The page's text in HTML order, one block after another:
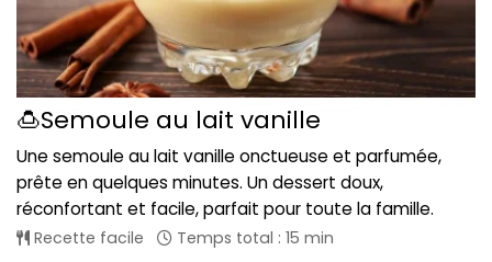
🍮Semoule au lait vanille
Une semoule au lait vanille onctueuse et parfumée,
prête en quelques minutes. Un dessert doux,
réconfortant et facile, parfait pour toute la famille.
Recette facile Temps total : 15 min